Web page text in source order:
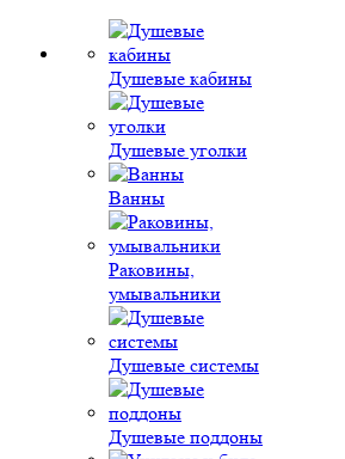
Душевые кабины
Душевые уголки
Ванны
Раковины,
умывальники
Душевые системы
Душевые поддоны